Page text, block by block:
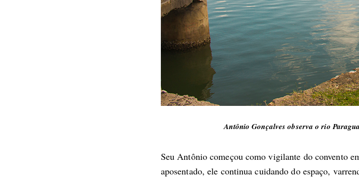
Antônio Gonçalves observa o rio
Seu Antônio começou como vigilante do convento
aposentado, ele continua cuidando do espaço,